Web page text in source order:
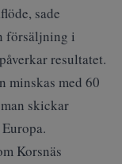
sade
försäljning i
resultatet.
minskas med 60
skickar
Korsnäs